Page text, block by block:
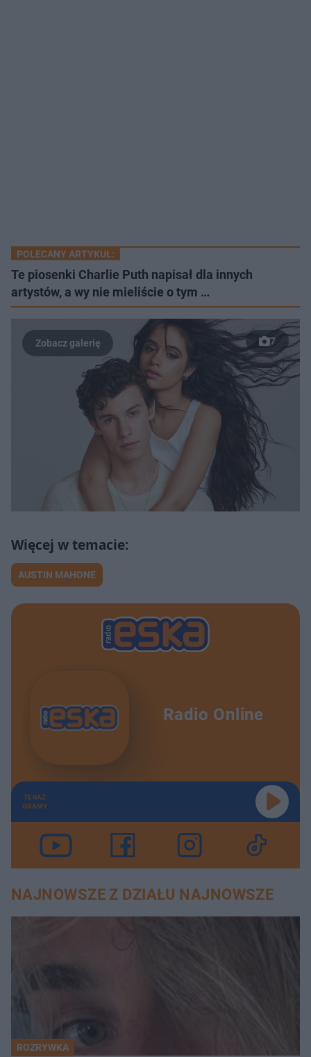
POLECANY ARTYKUŁ:
Te piosenki Charlie Puth napisał dla innych
artystów, a wy nie mieliście o tym …
7
AUSTIN MAHONE
Radio Online
TERAZ
GRAMY
NAJNOWSZE Z DZIAŁU NAJNOWSZE
ROZRYWKA